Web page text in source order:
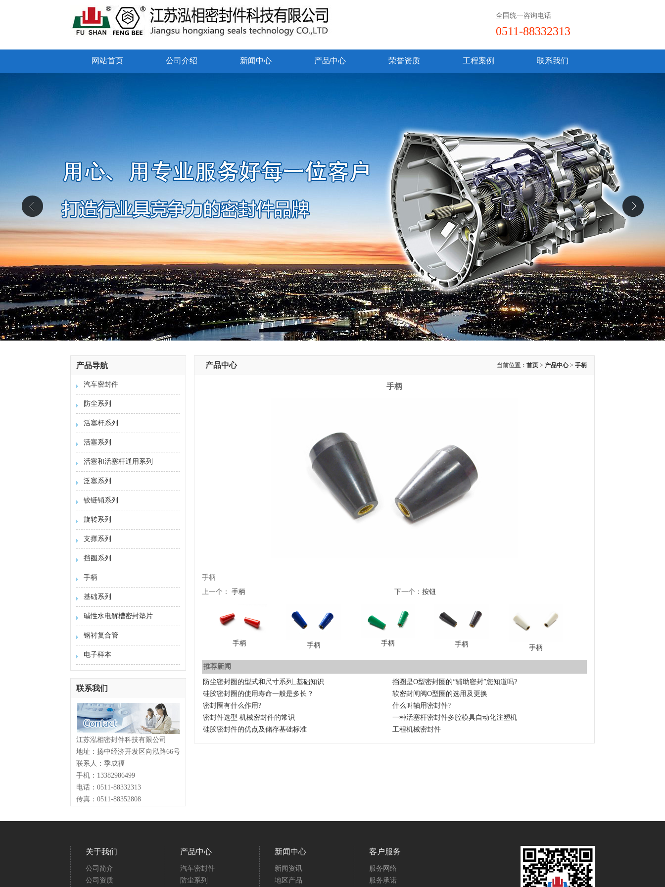
全国统一咨询电话
0511-88332313
网站首页 公司介绍 新闻中心 产品中心 荣誉资质 工程案例 联系我们
产品导航
汽车密封件
防尘系列
活塞杆系列
活塞系列
活塞和活塞杆通用系列
泛塞系列
铰链销系列
旋转系列
支撑系列
挡圈系列
手柄
基础系列
碱性水电解槽密封垫片
钢衬复合管
电子样本
联系我们
江苏泓相密封件科技有限公司
地址：扬中经济开发区向泓路66号
联系人：季成福
手机：13382986499
电话：0511-88332313
传真：0511-88352808
产品中心 当前位置： 首页 > 产品中心> 手柄
手柄
手柄
上一个： 手柄 下一个： 按钮
手柄 手柄 手柄 手柄 手柄
推荐新闻
防尘密封圈的型式和尺寸系列_基础知识
挡圈是O型密封圈的“辅助密封”您知道吗?
硅胶密封圈的使用寿命一般是多长？
软密封闸阀O型圈的选用及更换
密封圈有什么作用?
什么叫轴用密封件?
密封件选型 机械密封件的常识
一种活塞杆密封件多腔模具自动化注塑机
硅胶密封件的优点及储存基础标准
工程机械密封件
关于我们
公司简介
公司资质
产品中心
汽车密封件
防尘系列
新闻中心
新闻资讯
地区产品
客户服务
服务网络
服务承诺